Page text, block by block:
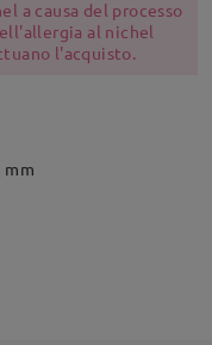
a causa del processo
al nichel
l'acquisto.
mm